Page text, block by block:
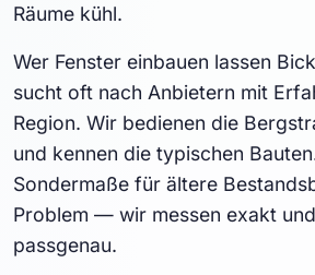
Räume kühl.
Wer Fenster einbauen lassen
sucht oft nach Anbietern mit
Region. Wir bedienen die
und kennen die typischen
Sondermaße für ältere
Problem — wir messen exakt
passgenau.